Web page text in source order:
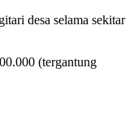
desa selama sekitar
(tergantung